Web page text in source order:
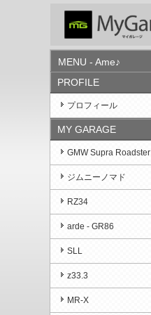
MENU - Ame♪
PROFILE
プロフィール
MY GARAGE
GMW Supra Roadster
ジムニーノマド
RZ34
arde - GR86
SLL
z33.3
MR-X